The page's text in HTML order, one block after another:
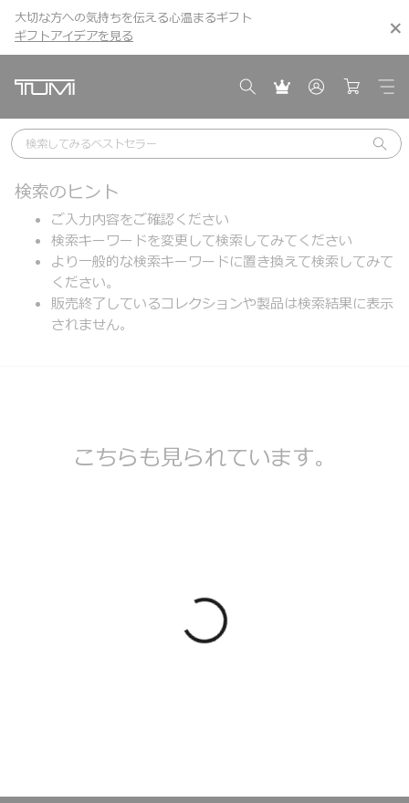
ギフトアイデアを見る こちら
大切な方への気持ちを伝える心温まるギフト
ギフトアイデアを見る
こちら
検索してみるベストセラー
検索のヒント
ご入力内容をご確認ください
検索キーワードを変更して検索してみてください
より一般的な検索キーワードに置き換えて検索してみて
ください。
販売終了しているコレクションや製品は検索結果に表示
されません。
こちらも見られています。